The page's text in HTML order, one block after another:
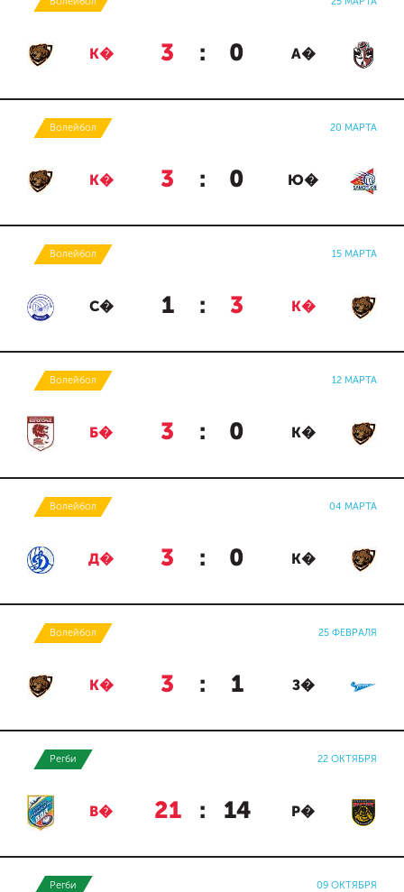
К� 3 : 0 А�
Волейбол 20 МАРТА
К� 3 : 0 Ю�
Волейбол 15 МАРТА
С� 1 : 3 К�
Волейбол 12 МАРТА
Б� 3 : 0 К�
Волейбол 04 МАРТА
Д� 3 : 0 К�
Волейбол 25 ФЕВРАЛЯ
К� 3 : 1 З�
Регби 22 ОКТЯБРЯ
В� 21 : 14 Р�
Регби 09 ОКТЯБРЯ